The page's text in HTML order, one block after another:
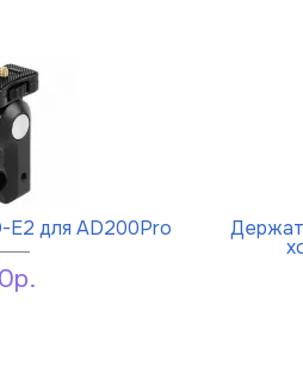
E2 для AD200Pro